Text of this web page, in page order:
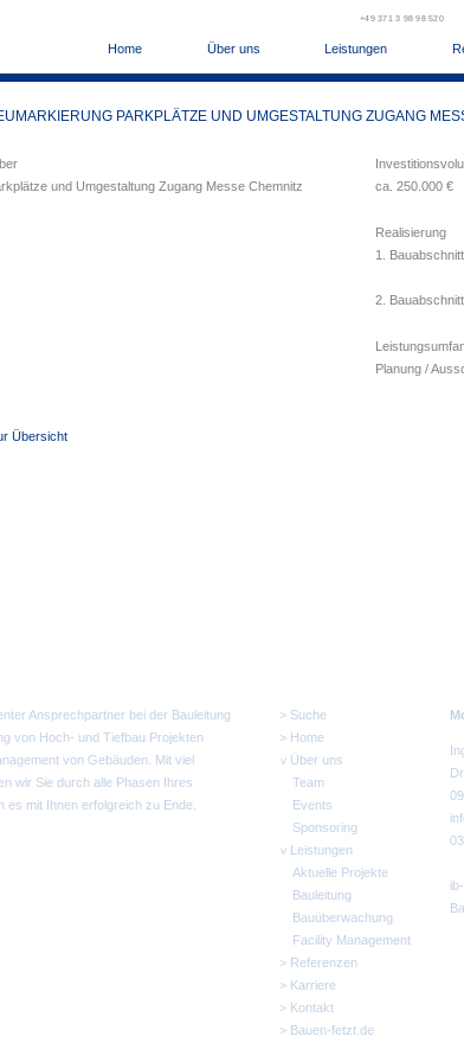
Home Über uns Leistungen
+49 371 3 98 98 520
PARKPLÄTZE UND UMGESTALTUNG ZUGANG
und Umgestaltung Zugang Messe Chemnitz
ca. 250.000 €
Realisierung
1.
2.
Planung /
Übersicht
Ansprechpartner bei der Bauleitung
von Hoch- und Tiefbau Projekten
von Gebäuden. Mit viel
wir Sie durch alle Phasen Ihres
es mit Ihnen erfolgreich zu Ende.
Suche
Home
Über uns
Team
Events
Sponsoring
Leistungen
Aktuelle Projekte
Bauleitung
Bauüberwachung
Facility Management
Referenzen
Karriere
Kontakt
Bauen-fetzt.de